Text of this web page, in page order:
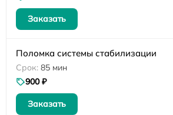
Заказать
Поломка системы стабилизации
85 мин
900 ₽
Заказать